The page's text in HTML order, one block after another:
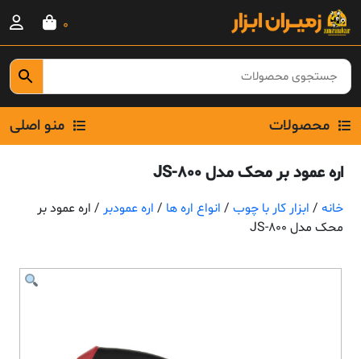
Skip
content
0
محصولات منو اصلی
اره عمود بر محک مدل JS-800
خانه / ابزار کار با چوب / انواع اره ها / اره عمودبر / اره عمود بر
محک مدل JS-800